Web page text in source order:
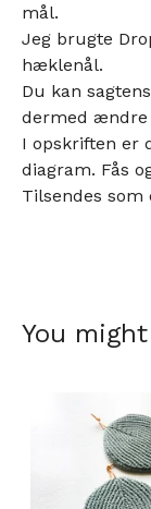
mål.
Jeg brugte
hæklenål.
Du kan
dermed ændre
I opskriften er
diagram. Fås
Tilsendes
You